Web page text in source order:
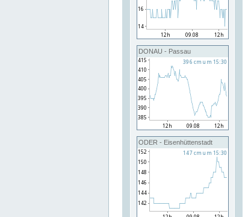
DONAU - Passau
ODER - Eisenhüttenstadt